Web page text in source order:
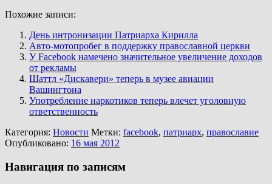
Похожие записи:
День интронизации Патриарха Кирилла
Авто-мотопробег в поддержку православной церкви
У Facebook намечено значительное увеличение доходов
от рекламы
Шаттл «Дискавери» теперь в музее авиации
Вашингтона
Употребление наркотиков теперь влечет уголовную
ответственность
Категория: Новости Метки: facebook, патриарх, православие
Опубликовано: 16 мая 2012
Навигация по записям